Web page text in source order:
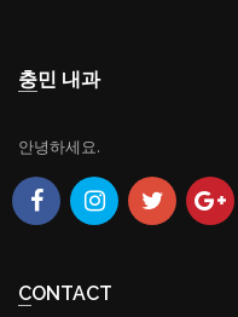
충민 내과
안녕하세요.
CONTACT